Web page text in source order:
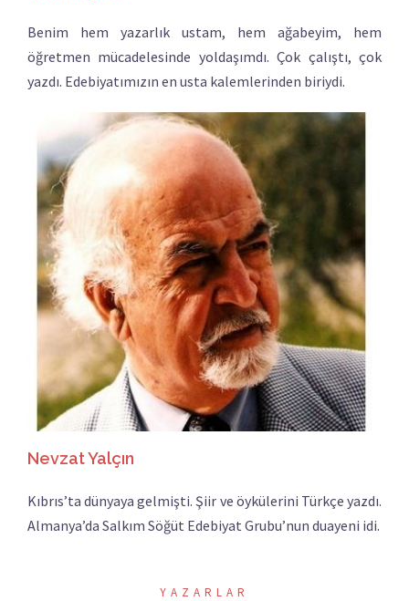
Benim hem yazarlık ustam, hem ağabeyim, hem
öğretmen mücadelesinde yoldaşımdı. Çok çalıştı, çok
yazdı. Edebiyatımızın en usta kalemlerinden biriydi.
Nevzat Yalçın
Kıbrıs’ta dünyaya gelmişti. Şiir ve öykülerini Türkçe yazdı.
Almanya’da Salkım Söğüt Edebiyat Grubu’nun duayeni idi.
YAZARLAR